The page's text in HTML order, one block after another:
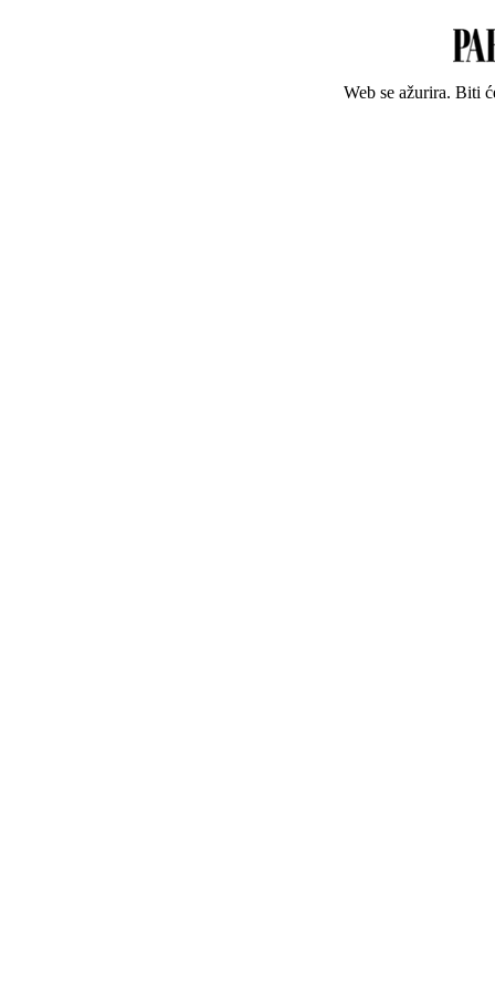
Web se ažurira. Biti